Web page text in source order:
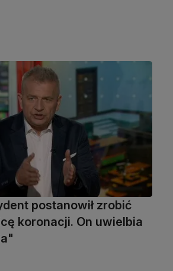
postanowił zrobić
koronacji. On uwielbia